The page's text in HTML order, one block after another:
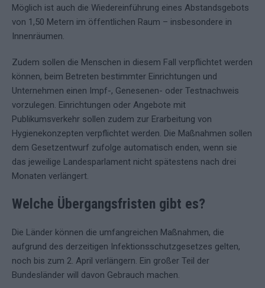
Möglich ist auch die Wiedereinführung eines Abstandsgebots
von 1,50 Metern im öffentlichen Raum – insbesondere in
Innenräumen.
Zudem sollen die Menschen in diesem Fall verpflichtet werden
können, beim Betreten bestimmter Einrichtungen und
Unternehmen einen Impf-, Genesenen- oder Testnachweis
vorzulegen. Einrichtungen oder Angebote mit
Publikumsverkehr sollen zudem zur Erarbeitung von
Hygienekonzepten verpflichtet werden. Die Maßnahmen sollen
dem Gesetzentwurf zufolge automatisch enden, wenn sie
das jeweilige Landesparlament nicht spätestens nach drei
Monaten verlängert.
Welche Übergangsfristen gibt es?
Die Länder können die umfangreichen Maßnahmen, die
aufgrund des derzeitigen Infektionsschutzgesetzes gelten,
noch bis zum 2. April verlängern. Ein großer Teil der
Bundesländer will davon Gebrauch machen.